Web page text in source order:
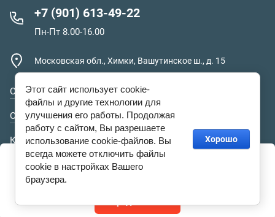
Этот сайт использует файлы cookie и метаданные. Продолжая
просматривать его, вы соглашаетесь на использование нами
файлов cookie и метаданных в соответствии с
+7 (901) 613-49-22
Пн-Пт 8.00-16.00
Московская обл., Химки, Вашутинское ш., д. 15
О компании
Оплата и доставка
Контакты
Гарантия и сервис
Этот сайт использует cookie-
файлы и другие технологии для
улучшения его работы. Продолжая
работу с сайтом, Вы разрешаете
использование cookie-файлов. Вы
всегда можете отключить файлы
cookie в настройках Вашего
браузера.
Хорошо